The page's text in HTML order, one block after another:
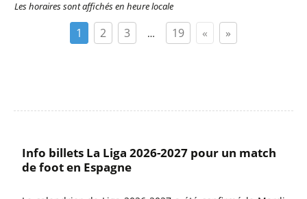
Les horaires sont affichés en heure locale
1 2 3 … 19 « »
Info billets La Liga 2026-2027 pour un match
de foot en Espagne